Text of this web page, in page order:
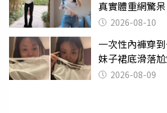
真實體重網驚
斤？2026-08-10
一次性內褲穿
妹子裙底滑落
2026-08-09